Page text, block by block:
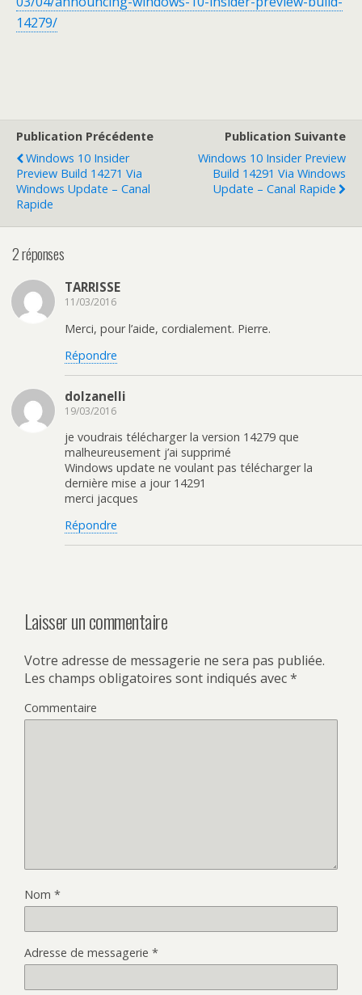
14279/
Publication Précédente
Windows 10 Insider
Preview Build 14271 Via
Windows Update – Canal
Rapide
Publication Suivante
Windows 10 Insider Preview
Build 14291 Via Windows
Update – Canal Rapide
2 réponses
TARRISSE
11/03/2016
Merci, pour l’aide, cordialement. Pierre.
Répondre
dolzanelli
19/03/2016
je voudrais télécharger la version 14279 que
malheureusement j’ai supprimé
Windows update ne voulant pas télécharger la
dernière mise a jour 14291
merci jacques
Répondre
Laisser un commentaire
Votre adresse de messagerie ne sera pas publiée.
Les champs obligatoires sont indiqués avec*
Commentaire
Nom *
Adresse de messagerie *